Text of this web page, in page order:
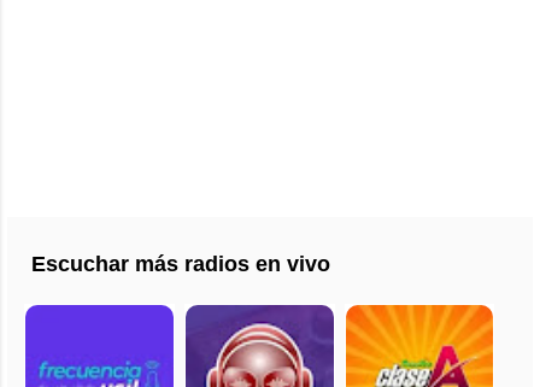
Escuchar más radios en vivo